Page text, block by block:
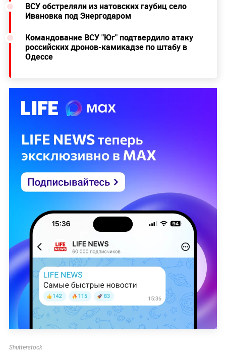
ВСУ обстреляли из натовских гаубиц село
Ивановка под Энергодаром
Командование ВСУ "Юг" подтвердило атаку
российских дронов-камикадзе по штабу в
Одессе
Shutterstock